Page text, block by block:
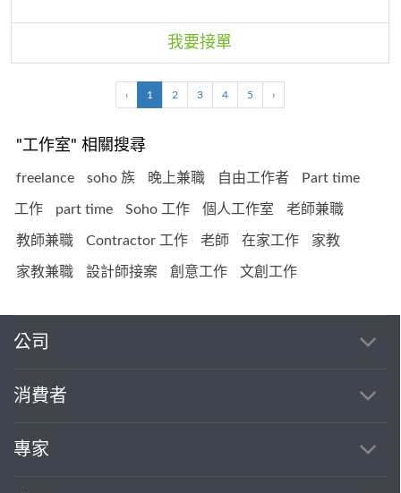
我要接單
‹ 1 2 3 4 5 ›
"工作室" 相關搜尋
freelance soho 族 晚上兼職 自由工作者 Part time
工作 part time Soho 工作 個人工作室 老師兼職
教師兼職 Contractor 工作 老師 在家工作 家教
家教兼職 設計師接案 創意工作 文創工作
公司
消費者
專家